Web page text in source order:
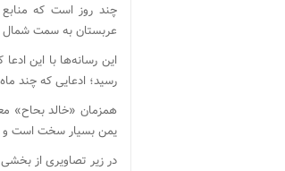
چند روز است که منابع
عربستان به سمت
این رسانه‌ها با این
رسید؛ ادعایی که چند
همزمان «خالد بحاح»
یمن بسیار سخت است و
در زیر تصاویری از